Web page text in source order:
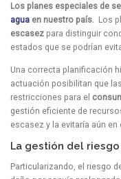
Los planes especiales de
agua en nuestro país. Los
escasez para distinguir
estados que se podrían
Una correcta planificación
actuación posibilitan que las
restricciones para el
gestión eficiente de
escasez y la evitaría aún
La gestión del riesgo
Particularizando, el riesgo